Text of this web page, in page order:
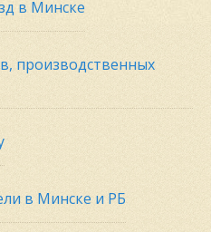
в Минске
производственных
в Минске и РБ